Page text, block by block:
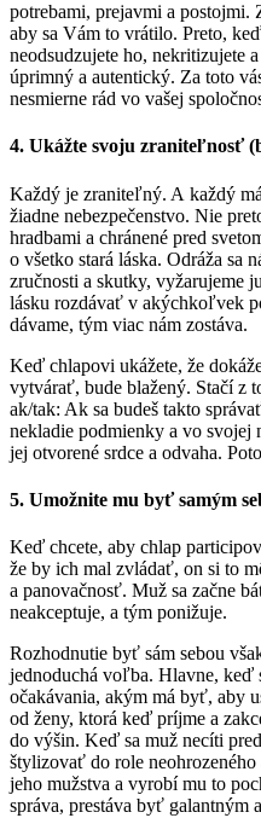
potrebami, prejavmi a postojmi.
aby sa Vám to vrátilo. Preto,
neodsudzujete ho, nekritizujete
úprimný a autentický. Za toto
nesmierne rád vo vašej
4. Ukážte svoju zraniteľnosť
Každý je zraniteľný. A každý
žiadne nebezpečenstvo. Nie
hradbami a chránené pred
o všetko stará láska. Odráža sa
zručnosti a skutky, vyžarujeme
lásku rozdávať v akýchkoľvek
dávame, tým viac nám zostáva.
Keď chlapovi ukážete, že
vytvárať, bude blažený. Stačí z
ak/tak: Ak sa budeš takto
nekladie podmienky a vo svojej
jej otvorené srdce a odvaha.
5. Umožnite mu byť samým
Keď chcete, aby chlap
že by ich mal zvládať, on si to
a panovačnosť. Muž sa začne
neakceptuje, a tým ponižuje.
Rozhodnutie byť sám sebou
jednoduchá voľba. Hlavne, keď
očakávania, akým má byť, aby
od ženy, ktorá keď príjme a
do výšin. Keď sa muž necíti
štylizovať do role
jeho mužstva a vyrobí mu to
správa, prestáva byť galantným